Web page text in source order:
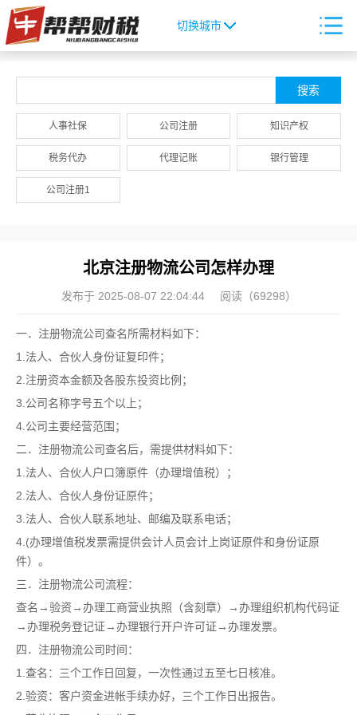
切换城市
人事社保 公司注册 知识产权
税务代办 代理记账 银行管理
公司注册1
北京注册物流公司怎样办理
发布于 2025-08-07 22:04:44 阅读（69298）
一．注册物流公司查名所需材料如下：
1.法人、合伙人身份证复印件；
2.注册资本金额及各股东投资比例；
3.公司名称字号五个以上；
4.公司主要经营范围；
二．注册物流公司查名后，需提供材料如下：
1.法人、合伙人户口簿原件（办理增值税）；
2.法人、合伙人身份证原件；
3.法人、合伙人联系地址、邮编及联系电话；
4.(办理增值税发票需提供会计人员会计上岗证原件和身份证原
件）。
三．注册物流公司流程：
查名→验资→办理工商营业执照（含刻章）→办理组织机构代码证
→办理税务登记证→办理银行开户许可证→办理发票。
四．注册物流公司时间：
1.查名：三个工作日回复，一次性通过五至七日核准。
2.验资：客户资金进帐手续办好，三个工作日出报告。